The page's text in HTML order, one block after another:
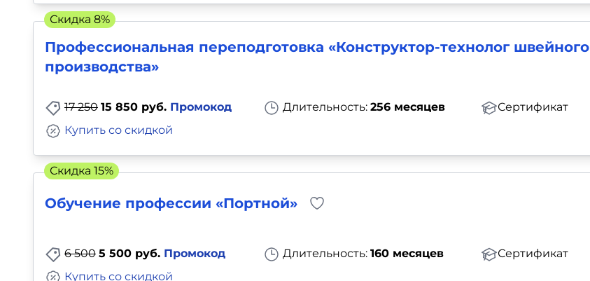
Профессиональная переподготовка «Конструктор-технолог швейного
производства»
17 250 15 850 руб. Промокод Длительность: 256 месяцев
Сертификат
Купить со скидкой
Скидка 8%
Обучение профессии «Портной»
6 500 5 500 руб. Промокод Длительность: 160 месяцев
Сертификат
Купить со скидкой
Скидка 15%